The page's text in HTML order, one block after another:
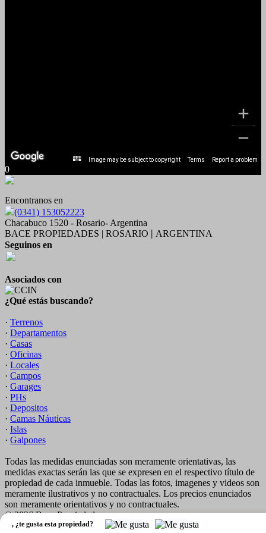
, ¿te gusta esta propiedad?
Image may be subject to copyright Terms Report a problem
0
Encontranos en
(0341) 153052223
Chacabuco 1520 - Rosario- Argentina
BACE PROPIEDADES | ROSARIO
ARGENTINA
Seguinos en
Asociados con
¿Qué estás buscando?
· Terrenos
· Departamentos
· Casas
· Oficinas
· Locales
· Campos
· Garages
· PHs
· Depositos
· Camas Náuticas
· Islas
· Galpones
Todas las medidas enunciadas son meramente orientativas, las
medidas exactas serán las que se expresen en el respectivo título de
propiedad de cada inmueble. Todas las fotos, imagenes y videos son
meramente ilustrativos y no contractuales. Los precios enunciados
son meramente orientativos y no contractuales.
© 2026 Bace Propiedades.
Software Inmobiliario - Tokko Broker